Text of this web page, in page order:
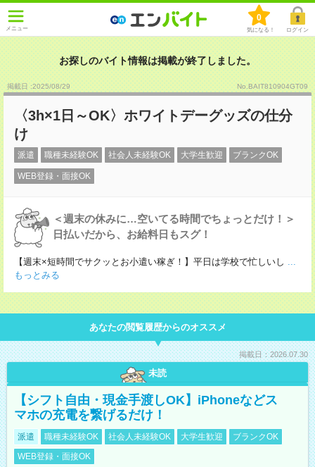
メニュー
0
気になる！ ログイン
お探しのバイト情報は掲載が終了しました。
掲載日 :2025/08/29 No.BAIT810904GT09
〈3h×1日～OK〉ホワイトデーグッズの仕分
け
派遣 職種未経験OK 社会人未経験OK 大学生歓迎 ブランクOK
WEB登録・面接OK
＜週末の休みに…空いてる時間でちょっとだけ！＞
日払いだから、お給料日もスグ！
【週末×短時間でサクッとお小遣い稼ぎ！】平日は学校で忙しいし ...
もっとみる
あなたの閲覧履歴からのオススメ
掲載日：2026.07.30
未読
【シフト自由・現金手渡しOK】iPhoneなどス
マホの充電を繋げるだけ！
派遣 職種未経験OK 社会人未経験OK 大学生歓迎
ブランクOK
WEB登録・面接OK